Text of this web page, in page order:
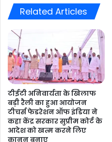
Related Articles
टीईटी अनिवार्यता के खिलाफ
बड़ी रैली का हुआ आयोजन
टीचर्स फेडरेशन ऑफ इंडिया ने
कहा केंद्र सरकार सुप्रीम कोर्ट के
आदेश को खत्म करने लिए
कानून बनाए